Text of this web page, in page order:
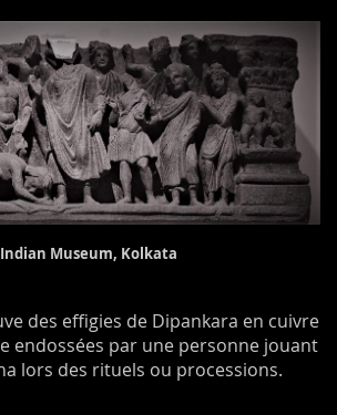
Indian Museum, Kolkata
des effigies de Dipankara en cuivre
endossées par une personne jouant
lors des rituels ou processions.